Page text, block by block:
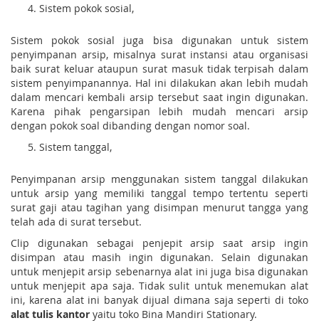
Sistem pokok sosial,
Sistem pokok sosial juga bisa digunakan untuk sistem
penyimpanan arsip, misalnya surat instansi atau organisasi
baik surat keluar ataupun surat masuk tidak terpisah dalam
sistem penyimpanannya. Hal ini dilakukan akan lebih mudah
dalam mencari kembali arsip tersebut saat ingin digunakan.
Karena pihak pengarsipan lebih mudah mencari arsip
dengan pokok soal dibanding dengan nomor soal.
Sistem tanggal,
Penyimpanan arsip menggunakan sistem tanggal dilakukan
untuk arsip yang memiliki tanggal tempo tertentu seperti
surat gaji atau tagihan yang disimpan menurut tangga yang
telah ada di surat tersebut.
Clip digunakan sebagai penjepit arsip saat arsip ingin
disimpan atau masih ingin digunakan. Selain digunakan
untuk menjepit arsip sebenarnya alat ini juga bisa digunakan
untuk menjepit apa saja. Tidak sulit untuk menemukan alat
ini, karena alat ini banyak dijual dimana saja seperti di toko
alat tulis kantor yaitu toko Bina Mandiri Stationary.